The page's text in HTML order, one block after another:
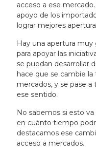
acceso a ese
apoyo de los
lograr mejores
Hay una apertura
para apoyar las
se puedan desarrollar
hace que se cambie
mercados, y se pase
ese sentido.
No sabemos si esto
en cuánto tiempo
destacamos ese
acceso a mercados.